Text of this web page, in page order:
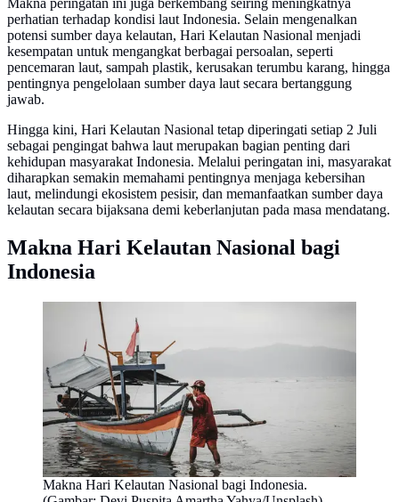
perhatian terhadap kondisi laut Indonesia. Selain mengenalkan
potensi sumber daya kelautan, Hari Kelautan Nasional menjadi
kesempatan untuk mengangkat berbagai persoalan, seperti
pencemaran laut, sampah plastik, kerusakan terumbu karang, hingga
pentingnya pengelolaan sumber daya laut secara bertanggung
jawab.
Hingga kini, Hari Kelautan Nasional tetap diperingati setiap 2 Juli
sebagai pengingat bahwa laut merupakan bagian penting dari
kehidupan masyarakat Indonesia. Melalui peringatan ini, masyarakat
diharapkan semakin memahami pentingnya menjaga kebersihan
laut, melindungi ekosistem pesisir, dan memanfaatkan sumber daya
kelautan secara bijaksana demi keberlanjutan pada masa mendatang.
Makna Hari Kelautan Nasional bagi
Indonesia
Makna Hari Kelautan Nasional bagi Indonesia.